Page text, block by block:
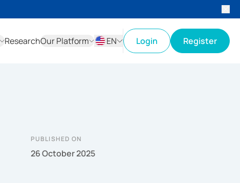
ResearchOur Platform
EN
Login Register
PUBLISHED ON
26 October 2025